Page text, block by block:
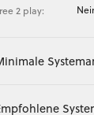
2 play: